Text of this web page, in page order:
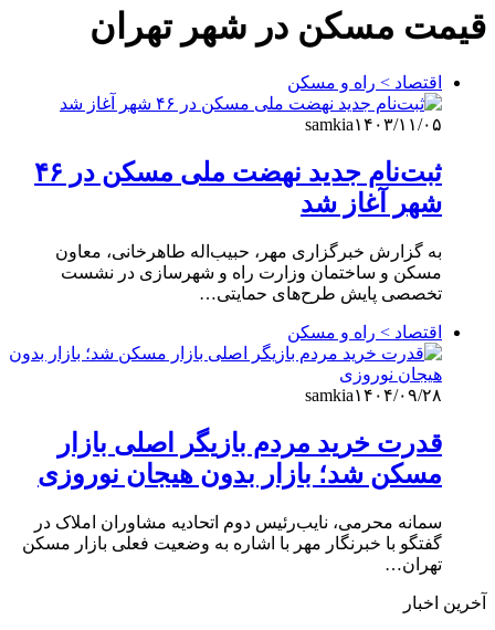
قیمت مسکن در شهر تهران
اقتصاد > راه و مسکن
samkia۱۴۰۳/۱۱/۰۵
ثبت‌نام جدید نهضت ملی مسکن در ۴۶
شهر آغاز شد
به گزارش خبرگزاری مهر، حبیب‌اله طاهرخانی، معاون
مسکن و ساختمان وزارت راه و شهرسازی در نشست
تخصصی پایش طرح‌های حمایتی…
اقتصاد > راه و مسکن
samkia۱۴۰۴/۰۹/۲۸
قدرت خرید مردم بازیگر اصلی بازار
مسکن شد؛ بازار بدون هیجان نوروزی
سمانه محرمی، نایب‌رئیس دوم اتحادیه مشاوران املاک در
گفتگو با خبرنگار مهر با اشاره به وضعیت فعلی بازار مسکن
تهران…
آخرین اخبار